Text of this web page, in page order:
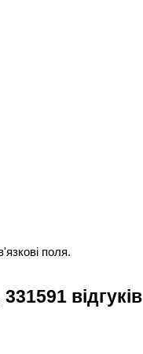
поля.
відгуків